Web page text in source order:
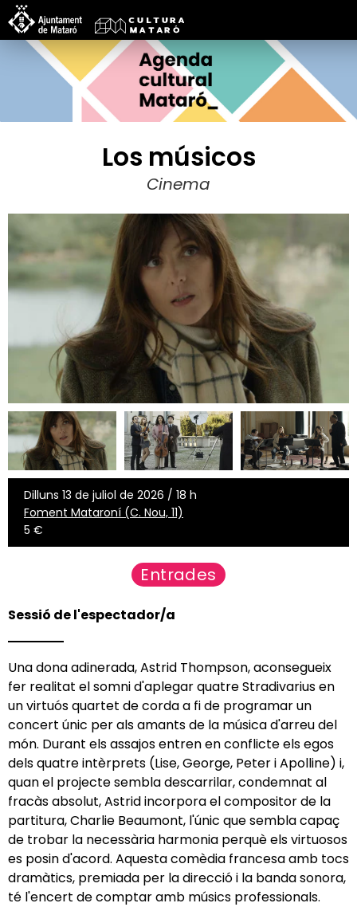
Los músicos
Cinema
Dilluns 13 de juliol de 2026 / 18 h
Foment Mataroní (C. Nou, 11)
5 €
Entrades
Sessió de l'espectador/a
Una dona adinerada, Astrid Thompson, aconsegueix
fer realitat el somni d'aplegar quatre Stradivarius en
un virtuós quartet de corda a fi de programar un
concert únic per als amants de la música d'arreu del
món. Durant els assajos entren en conflicte els egos
dels quatre intèrprets (Lise, George, Peter i Apolline) i,
quan el projecte sembla descarrilar, condemnat al
fracàs absolut, Astrid incorpora el compositor de la
partitura, Charlie Beaumont, l'únic que sembla capaç
de trobar la necessària harmonia perquè els virtuosos
es posin d'acord. Aquesta comèdia francesa amb tocs
dramàtics, premiada per la direcció i la banda sonora,
té l'encert de comptar amb músics professionals.